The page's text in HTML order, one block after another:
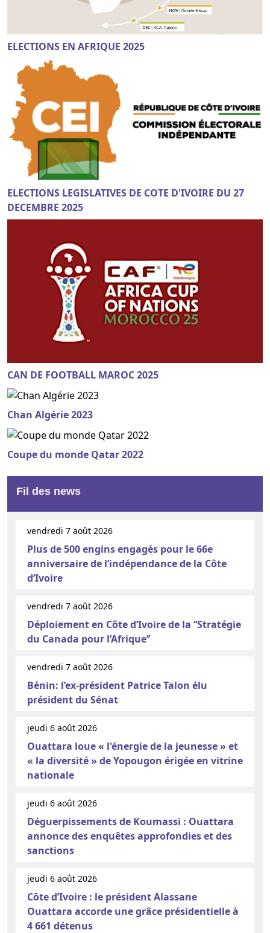
ELECTIONS EN AFRIQUE 2025
ELECTIONS LEGISLATIVES DE COTE D'IVOIRE DU 27
DECEMBRE 2025
CAN DE FOOTBALL MAROC 2025
Chan Algérie 2023
Coupe du monde Qatar 2022
Fil des news
vendredi 7 août 2026
Plus de 500 engins engagés pour le 66e
anniversaire de l’indépendance de la Côte
d’Ivoire
vendredi 7 août 2026
Déploiement en Côte d’Ivoire de la ‘‘Stratégie
du Canada pour l’Afrique’’
vendredi 7 août 2026
Bénin: l’ex-président Patrice Talon élu
président du Sénat
jeudi 6 août 2026
Ouattara loue « l'énergie de la jeunesse » et
« la diversité » de Yopougon érigée en vitrine
nationale
jeudi 6 août 2026
Déguerpissements de Koumassi : Ouattara
annonce des enquêtes approfondies et des
sanctions
jeudi 6 août 2026
Côte d’Ivoire : le président Alassane
Ouattara accorde une grâce présidentielle à
4 661 détenus